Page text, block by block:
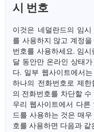
시 번호
이것은 네덜란드의 임
를 사용하지 않고 계정
번호를 사용하세요. 임
달 동안만 온라인 상태
다. 일부 웹사이트에서
하나의 전화번호로 제
의 전화번호를 차단할
우리 웹사이트에서 다
드를 사용하는 것은 매
호를 사용하면 다음과